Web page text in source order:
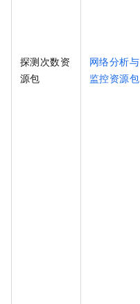
探测次数资
源包
网络分析与
监控资源包